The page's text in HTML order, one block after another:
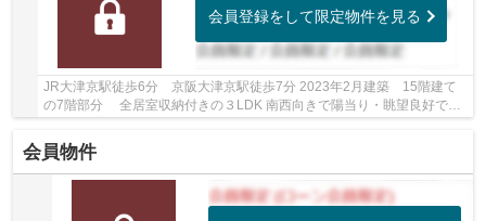
会員登録をして限定物件を見る
JR大津京駅徒歩6分 京阪大津京駅徒歩7分 2023年2月建築 15階建て
の7階部分 全居室収納付きの３LDK 南西向きで陽当り・眺望良好です
ペット飼育可能(規約有) 空家につき即引渡し可...
会員物件